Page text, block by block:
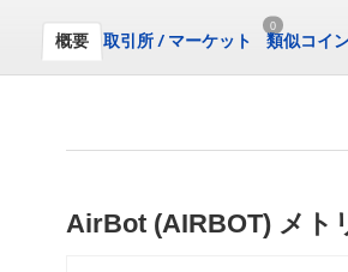
概要 取引所 /マーケット
0
類似コイ
AirBot (AIRBOT) メト